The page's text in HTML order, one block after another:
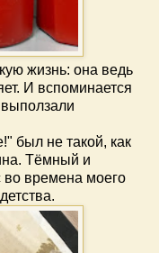
жизнь: она ведь
И вспоминается
был не такой, как
Тёмный и
во времена моего